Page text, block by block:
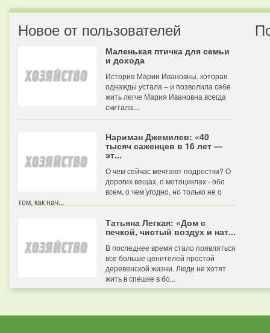
Новое от пользователей
Маленькая птичка для семьи
и дохода
История Марии Ивановны, которая
однажды устала – и позволила себе
жить легче Мария Ивановна всегда
считала...
Нариман Джемилев: «40
тысяч саженцев в 16 лет —
эт...
О чем сейчас мечтают подростки? О
дорогих вещах, о мотоциклах - обо
всем, о чем угодно, но только не о
том, как нач...
Татьяна Легкая: «Дом с
печкой, чистый воздух и нат...
В последнее время стало появляться
все больше ценителей простой
деревенской жизни. Люди не хотят
жить в спешке в бо...